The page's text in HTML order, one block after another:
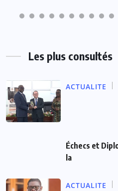
Les plus consultés
ACTUALITE
Échecs et
la
ACTUALITE